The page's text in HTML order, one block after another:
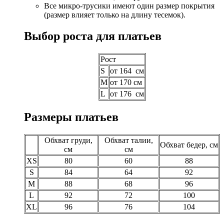
Все микро-трусики имеют один размер покрытия
(размер влияет только на длину тесемок).
Выбор роста для платьев
Рост
S
от 164 см
M от 170 см
L от 176 см
Размеры платьев
Обхват груди,
см
Обхват талии,
см
Обхват бедер, см
XS
80 60
88
S
84 64
92
M
88 68
96
L
92 72
100
XL
96 76 104